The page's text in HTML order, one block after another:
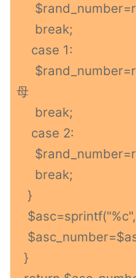
break;
case 1:
母
break;
case 2:
break;
}
}